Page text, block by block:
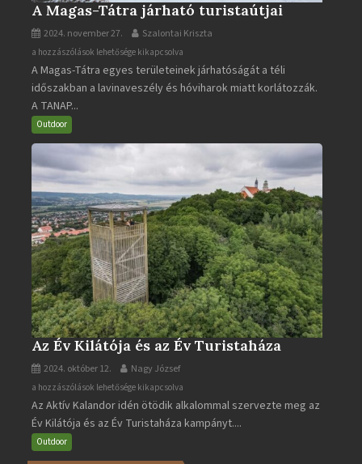
A Magas-Tátra járható turistaútjai
2024. november 27. Szalontai Kriszta
A
Magas-
Tátra
járható
turistaútjai
bejegyzéshez
a hozzászólások lehetősége kikapcsolva
A Magas-Tátra egyes területeinek járhatóságát a téli
időszakban a lavinaveszély és hóviharok miatt korlátozzák.
A TANAP...
Outdoor
Az Év Kilátója és az Év Turistaháza
2024. október 12. Nagy József
Az
Év
Kilátója
és
a hozzászólások lehetősége kikapcsolva
Az Aktív Kalandor idén ötödik alkalommal szervezte meg az
Év Kilátója és az Év Turistaháza kampányt....
Outdoor